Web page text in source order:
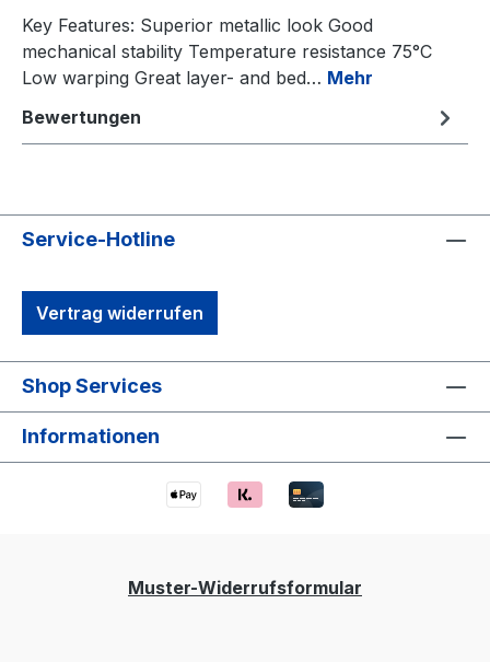
Key Features: Superior metallic look Good
mechanical stability Temperature resistance 75°C
Low warping Great layer- and bed… Mehr
Bewertungen
Service-Hotline
Vertrag widerrufen
Shop Services
Informationen
Muster-Widerrufsformular